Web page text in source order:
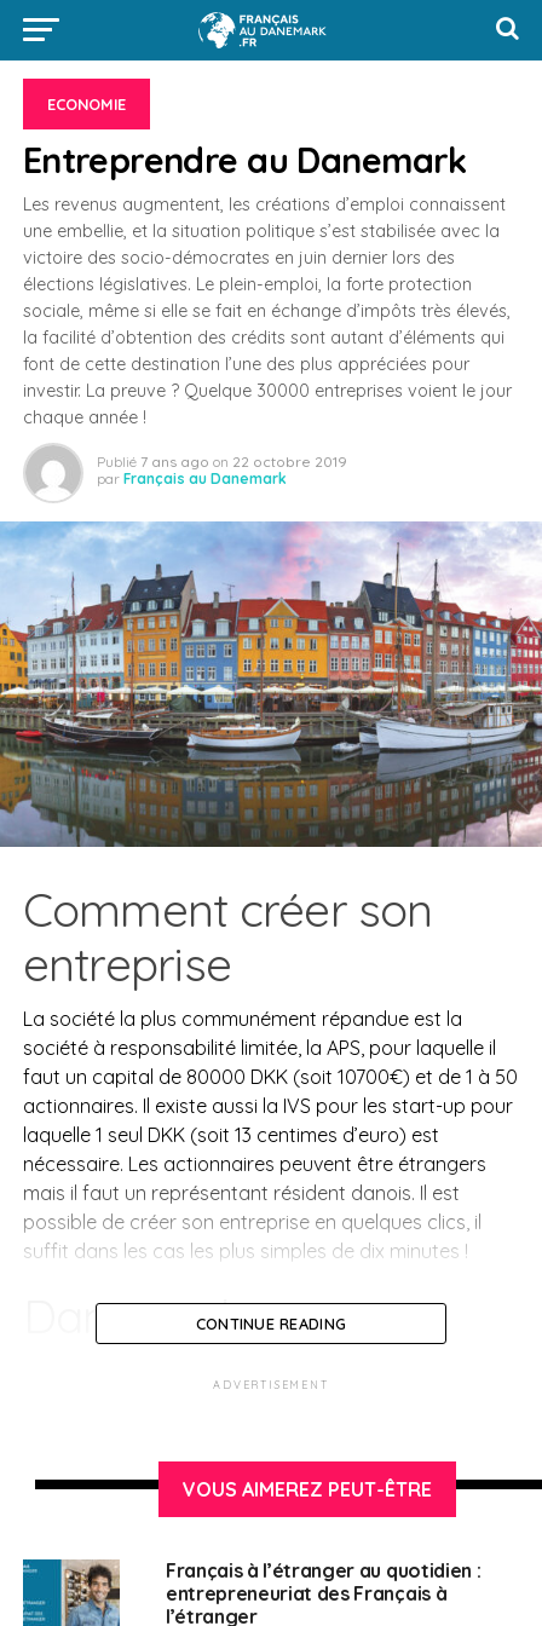
ECONOMIE
Entreprendre au Danemark
Les revenus augmentent, les créations d’emploi connaissent
une embellie, et la situation politique s’est stabilisée avec la
victoire des socio-démocrates en juin dernier lors des
élections législatives. Le plein-emploi, la forte protection
sociale, même si elle se fait en échange d’impôts très élevés,
la facilité d’obtention des crédits sont autant d’éléments qui
font de cette destination l’une des plus appréciées pour
investir. La preuve ? Quelque 30000 entreprises voient le jour
chaque année !
Publié 7 ans ago on 22 octobre 2019
par Français au Danemark
Comment créer son
entreprise
La société la plus communément répandue est la
société à responsabilité limitée, la APS, pour laquelle il
faut un capital de 80000 DKK (soit 10700€) et de 1 à 50
actionnaires. Il existe aussi la IVS pour les start-up pour
laquelle 1 seul DKK (soit 13 centimes d’euro) est
nécessaire. Les actionnaires peuvent être étrangers
mais il faut un représentant résident danois. Il est
possible de créer son entreprise en quelques clics, il
suffit dans les cas les plus simples de dix minutes !
Dans quels secteurs
l’information et de la communication, l’industrie
pharmaceutique,les énergies renouvelables, la
fort potentiel, on les trouve dans la construction
écologique et les technologies environnementales, les
CONTINUE READING
ADVERTISEMENT
VOUS AIMEREZ PEUT-ÊTRE
Français à l’étranger au quotidien :
entrepreneuriat des Français à
l’étranger